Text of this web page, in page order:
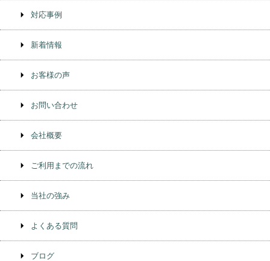
対応事例
新着情報
お客様の声
お問い合わせ
会社概要
ご利用までの流れ
当社の強み
よくある質問
ブログ